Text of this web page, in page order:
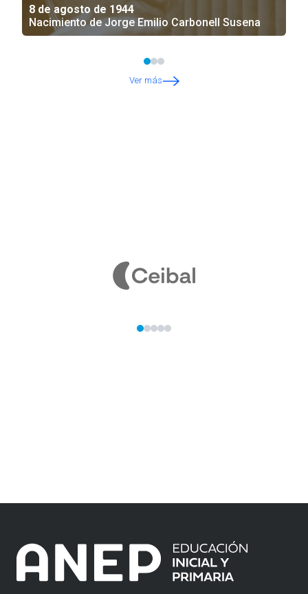
8 de agosto de 1944
Nacimiento de Jorge Emilio Carbonell Susena
Ver más